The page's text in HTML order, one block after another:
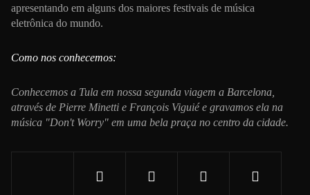
apresentando em alguns dos maiores festivais de música
eletrônica do mundo.
Como nos conhecemos:
Conhecemos a Tula em nossa segunda viagem a Barcelona, ​​
através de Pierre Minetti e François Viguié e gravamos ela na
música "Don't Worry" em uma bela praça no centro da cidade.